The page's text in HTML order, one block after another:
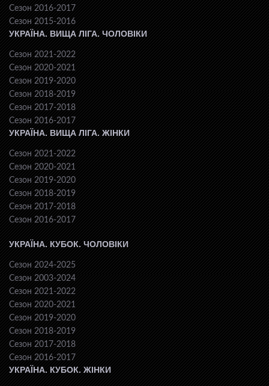
Сезон 2016-2017
Сезон 2015-2016
УКРАЇНА. ВИЩА ЛІГА. ЧОЛОВІКИ
Сезон 2021-2022
Сезон 2020-2021
Сезон 2019-2020
Сезон 2018-2019
Сезон 2017-2018
Сезон 2016-2017
УКРАЇНА. ВИЩА ЛІГА. ЖІНКИ
Сезон 2021-2022
Сезон 2020-2021
Сезон 2019-2020
Сезон 2018-2019
Сезон 2017-2018
Сезон 2016-2017
УКРАЇНА. КУБОК. ЧОЛОВІКИ
Сезон 2024-2025
Сезон 2003-2024
Сезон 2021-2022
Сезон 2020-2021
Сезон 2019-2020
Сезон 2018-2019
Сезон 2017-2018
Сезон 2016-2017
УКРАЇНА. КУБОК. ЖІНКИ